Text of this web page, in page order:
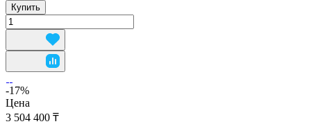
Купить
-17%
Цена
3 504 400 ₸